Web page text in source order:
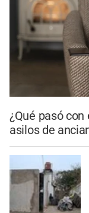
¿Qué pasó
asilos de